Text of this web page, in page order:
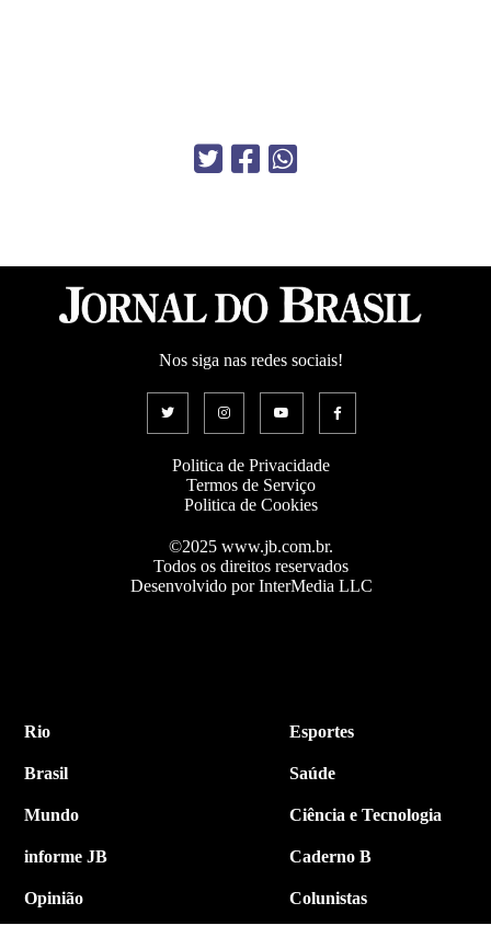
Nos siga nas redes sociais!
Politica de Privacidade
Termos de Serviço
Politica de Cookies
©2025 www.jb.com.br.
Todos os direitos reservados
Desenvolvido por InterMedia LLC
Rio
Brasil
Mundo
informe JB
Opinião
Esportes
Saúde
Ciência e Tecnologia
Caderno B
Colunistas